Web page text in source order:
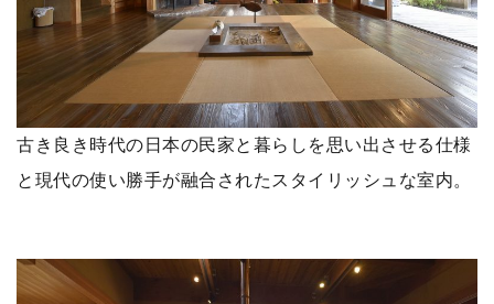
古き良き時代の日本の民家と暮らしを思い出させる仕様
と現代の使い勝手が融合されたスタイリッシュな室内。